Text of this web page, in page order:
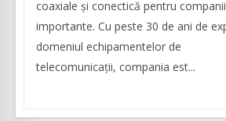
coaxiale şi conectică pentru
importante. Cu peste 30 de ani de
domeniul echipamentelor de
telecomunicaţii, compania est...